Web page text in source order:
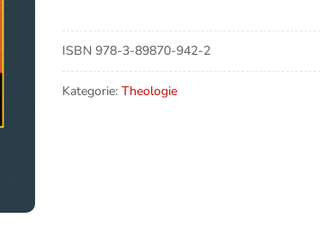
Seite
ist
Licht
Menge
ISBN978-3-89870-942-2
Kategorie:Theologie